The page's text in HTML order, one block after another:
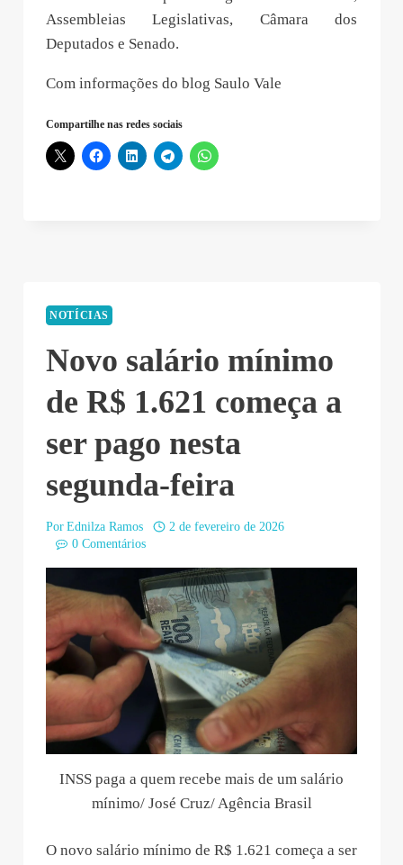
Assembleias Legislativas, Câmara dos
Deputados e Senado.
Com informações do blog Saulo Vale
Compartilhe nas redes sociais
NOTÍCIAS
Novo salário mínimo
de R$ 1.621 começa a
ser pago nesta
segunda-feira
Por Ednilza Ramos
2 de fevereiro de 2026
0 Comentários
INSS paga a quem recebe mais de um salário
mínimo/ José Cruz/ Agência Brasil
O novo salário mínimo de R$ 1.621 começa a ser